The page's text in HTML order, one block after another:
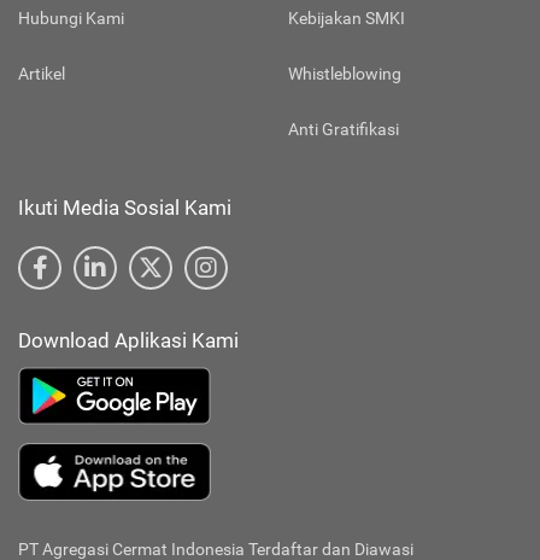
Hubungi Kami
Artikel
Kebijakan SMKI
Whistleblowing
Anti Gratifikasi
Ikuti Media Sosial Kami
Download Aplikasi Kami
PT Agregasi Cermat Indonesia Terdaftar dan Diawasi